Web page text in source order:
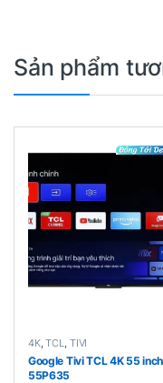
Sản phẩm
4K,TCL, TIVI
Google Tivi TCL 4K 55 inch
55P635